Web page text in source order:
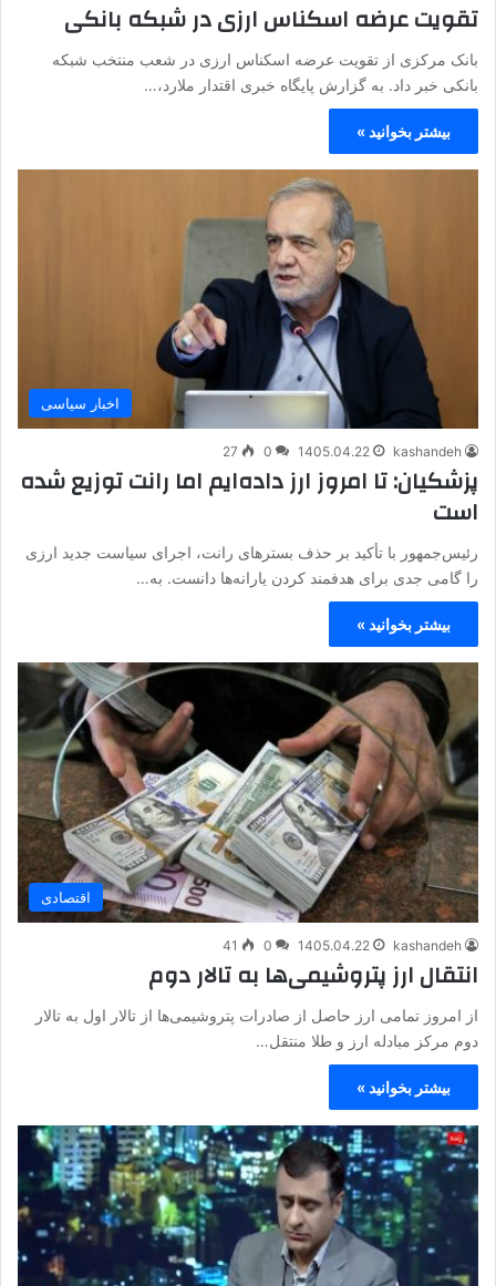
تقویت عرضه اسکناس ارزی در شبکه بانکی
بانک مرکزی از تقویت عرضه اسکناس ارزی در شعب منتخب شبکه
بانکی خبر داد. به گزارش پایگاه خبری اقتدار ملارد،…
بیشتر بخوانید »
اخبار سیاسی
kashandeh
1405.04.22
0
27
پزشکیان: تا امروز ارز داده‌ایم اما رانت توزیع شده
است
رئیس‌جمهور با تأکید بر حذف بسترهای رانت، اجرای سیاست جدید ارزی
را گامی جدی برای هدفمند کردن یارانه‌ها دانست. به…
بیشتر بخوانید »
اقتصادی
kashandeh
1405.04.22
0
41
انتقال ارز پتروشیمی‌ها به تالار دوم
از امروز تمامی ارز حاصل از صادرات پتروشیمی‌ها از تالار اول به تالار
دوم مرکز مبادله ارز و طلا منتقل…
بیشتر بخوانید »